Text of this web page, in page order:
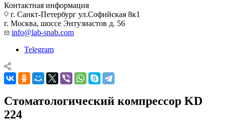
Контактная информация
г. Санкт-Петербург ул.Софийская 8к1
г. Москва, шоссе Энтузиастов д. 56
info@lab-snab.com
Telegram
Стоматологический компрессор KD
224